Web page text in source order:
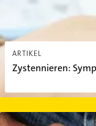
ARTIKEL
Zystennieren:
Leistenbruch: 3